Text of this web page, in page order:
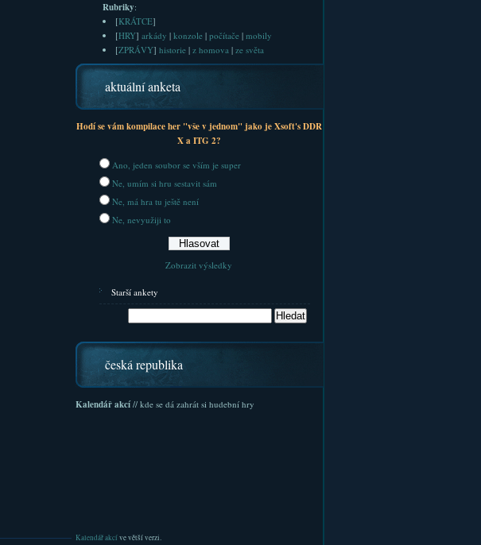
Rubriky:
[KRÁTCE]
[HRY] arkády | konzole| počítače| mobily
[ZPRÁVY] historie| z homova| ze světa
aktuální anketa
Hodí se vám kompilace her "vše v jednom" jako je Xsoft's DDR
X a ITG 2?
Ano, jeden soubor se vším je super
Ne, umím si hru sestavit sám
Ne, má hra tu ještě není
Ne, nevyužiji to
Zobrazit výsledky
Starší ankety
česká republika
Kalendář akcí// kde se dá zahrát si hudební hry
Kalendář akcíve větší verzi.